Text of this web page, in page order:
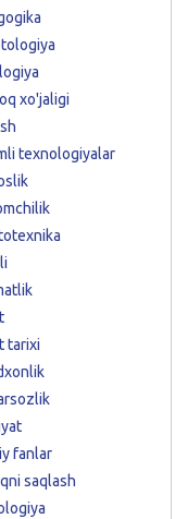
xo'jaligi
texnologiyalar
tarixi
fanlar
saqlash